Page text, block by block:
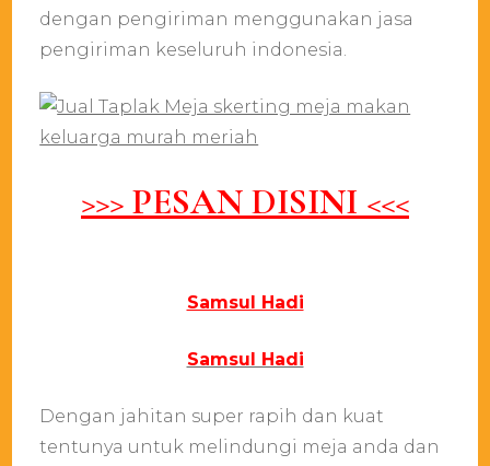
dengan pengiriman menggunakan jasa
pengiriman keseluruh indonesia.
>>> PESAN DISINI <<<
Samsul Hadi
Samsul Hadi
Dengan jahitan super rapih dan kuat
tentunya untuk melindungi meja anda dan